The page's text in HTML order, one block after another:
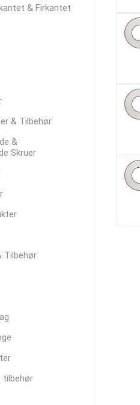
& Firkantet
& Tilbehør
&
Skruer
Tilbehør
tilbehør